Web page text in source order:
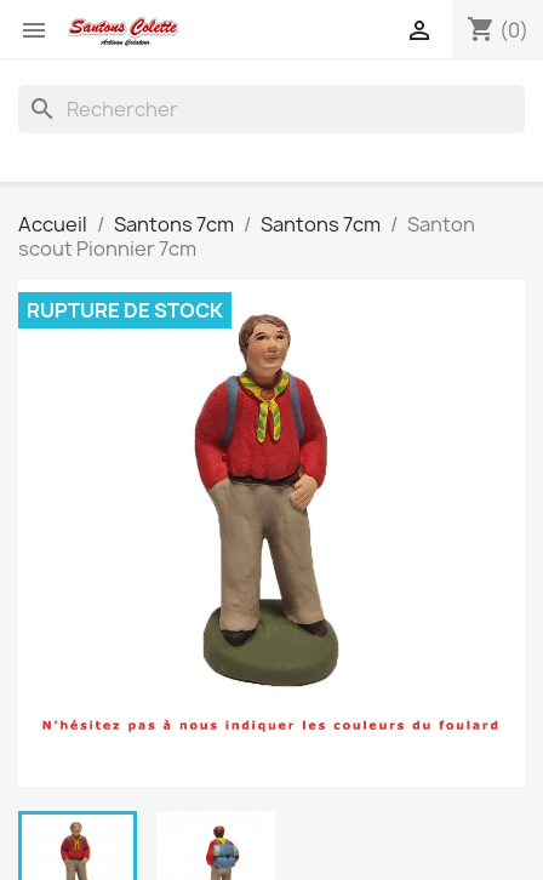
 shopping_cart (0)

search
Accueil Santons 7cm Santons 7cm
Santon
scout Pionnier 7cm
RUPTURE DE STOCK